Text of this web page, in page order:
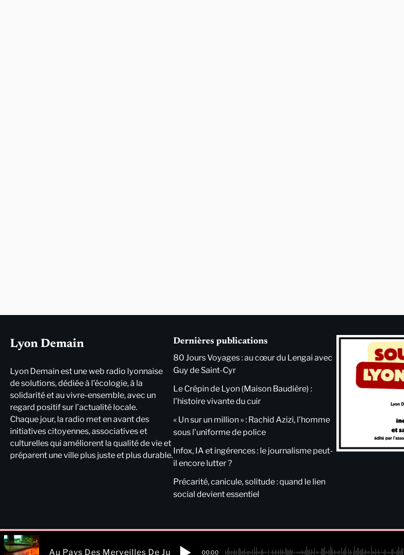
Lyon Demain
Lyon Demain est une web radio lyonnaise
de solutions, dédiée à l’écologie, à la
solidarité et au vivre-ensemble, avec un
regard positif sur l’actualité locale.
Chaque jour, la radio met en avant des
initiatives citoyennes, associatives et
culturelles qui améliorent la qualité de vie et
préparent une ville plus juste et plus durable.
Dernières publications
80 Jours Voyages : au cœur du Lengai avec
Guy de Saint-Cyr
Le Crépin de Lyon (Maison Baudière) :
l’histoire vivante du cuir
« Un sur un million » : Rachid Azizi, l’homme
sous l’uniforme de police
Infox, IA et ingérences : le journalisme peut-
il encore lutter ?
Précarité, canicule, solitude : quand le lien
social devient essentiel
Au Pays Des Merveilles De Juliet 00:00